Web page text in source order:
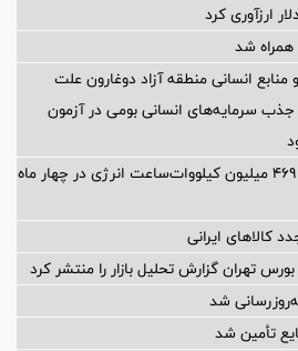
انسانی منطقه آزاد دوغارون علت
جذب سرمایه‌های انسانی بومی در آزمون
تولید بیش از ۲ میلیارد و ۴۶۹ میلیون کیلووات‌ساعت انرژی در چهار ماه
کالاهای ایرانی
تهران گزارش تحلیل بازار را منتشر کرد
شد